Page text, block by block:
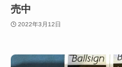
売中
2022年3月12日